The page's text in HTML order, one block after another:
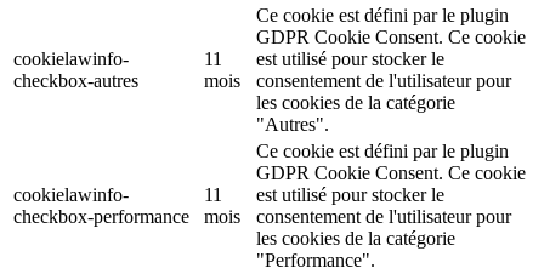
cookielawinfo-
checkbox-autres
11
mois
Ce cookie est défini par le plugin
GDPR Cookie Consent. Ce cookie
est utilisé pour stocker le
consentement de l'utilisateur pour
les cookies de la catégorie
"Autres".
cookielawinfo-
checkbox-performance
11
mois
Ce cookie est défini par le plugin
GDPR Cookie Consent. Ce cookie
est utilisé pour stocker le
consentement de l'utilisateur pour
les cookies de la catégorie
"Performance".